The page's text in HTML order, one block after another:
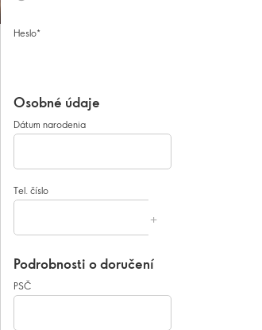
Heslo
Osobné údaje
Dátum narodenia
Tel. číslo
Podrobnosti o doručení
PSČ